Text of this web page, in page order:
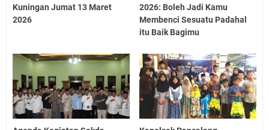
Kuningan Jumat 13 Maret
2026
2026: Boleh Jadi Kamu
Membenci Sesuatu Padahal
itu Baik Bagimu